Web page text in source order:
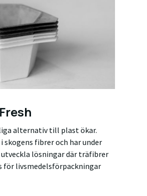
alternativ till plast ökar.
fibrer och har under
lösningar där träfibrer
för livsmedelsförpackningar